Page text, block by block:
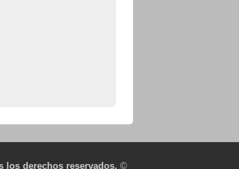
los derechos reservados. ©